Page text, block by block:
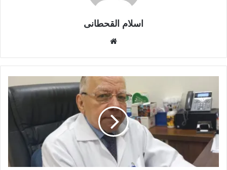
اسلام القحطانى
ق
ع
ا
ل
و
ب